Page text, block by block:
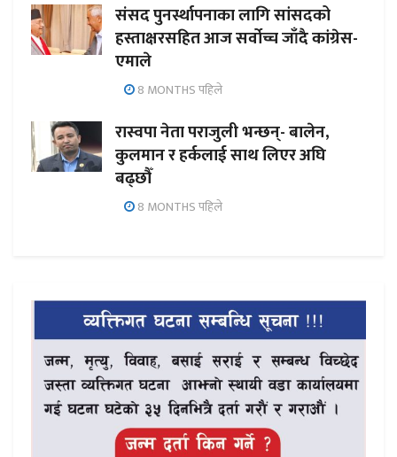
संसद पुनर्स्थापनाका लागि सांसदको
हस्ताक्षरसहित आज सर्वोच्च जाँदै कांग्रेस-
एमाले
8 MONTHS पहिले
रास्वपा नेता पराजुली भन्छन्- बालेन,
कुलमान र हर्कलाई साथ लिएर अघि
बढ्छौँ
8 MONTHS पहिले